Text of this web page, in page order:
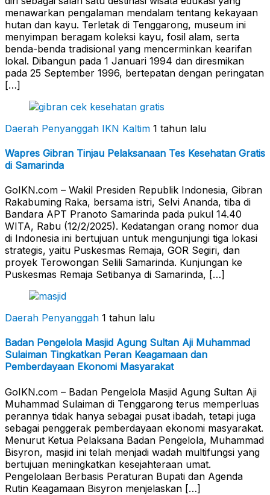
menawarkan pengalaman mendalam tentang kekayaan
hutan dan kayu. Terletak di Tenggarong, museum ini
menyimpan beragam koleksi kayu, fosil alam, serta
benda-benda tradisional yang mencerminkan kearifan
lokal. Dibangun pada 1 Januari 1994 dan diresmikan
pada 25 September 1996, bertepatan dengan peringatan
[…]
Daerah Penyanggah IKN Kaltim 1 tahun lalu
Wapres Gibran Tinjau Pelaksanaan Tes Kesehatan Gratis
di Samarinda
GoIKN.com – Wakil Presiden Republik Indonesia, Gibran
Rakabuming Raka, bersama istri, Selvi Ananda, tiba di
Bandara APT Pranoto Samarinda pada pukul 14.40
WITA, Rabu (12/2/2025). Kedatangan orang nomor dua
di Indonesia ini bertujuan untuk mengunjungi tiga lokasi
strategis, yaitu Puskesmas Remaja, GOR Segiri, dan
proyek Terowongan Selili Samarinda. Kunjungan ke
Puskesmas Remaja Setibanya di Samarinda, […]
Daerah Penyanggah 1 tahun lalu
Badan Pengelola Masjid Agung Sultan Aji Muhammad
Sulaiman Tingkatkan Peran Keagamaan dan
Pemberdayaan Ekonomi Masyarakat
GoIKN.com – Badan Pengelola Masjid Agung Sultan Aji
Muhammad Sulaiman di Tenggarong terus memperluas
perannya tidak hanya sebagai pusat ibadah, tetapi juga
sebagai penggerak pemberdayaan ekonomi masyarakat.
Menurut Ketua Pelaksana Badan Pengelola, Muhammad
Bisyron, masjid ini telah menjadi wadah multifungsi yang
bertujuan meningkatkan kesejahteraan umat.
Pengelolaan Berbasis Peraturan Bupati dan Agenda
Rutin Keagamaan Bisyron menjelaskan […]